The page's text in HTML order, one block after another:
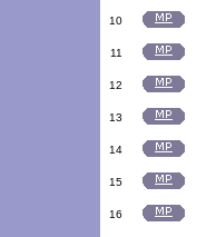
10
11
12
13
14
15
16